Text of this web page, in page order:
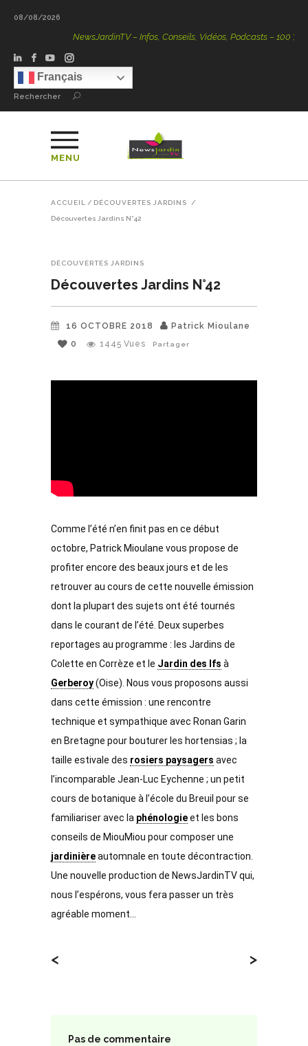
08/08/2026
NewsJardinTV – Infos, Conseils, Vidéos, Podcasts – 100 %
Français
Rechercher
MENU
ACCUEIL / DÉCOUVERTES JARDINS /
Découvertes Jardins N°42
DÉCOUVERTES JARDINS
Découvertes Jardins N°42
16 OCTOBRE 2018
Patrick Mioulane
0
1445 Vues Partager
Comme l’été n’en finit pas en ce début
octobre, Patrick Mioulane vous propose de
profiter encore des beaux jours et de les
retrouver au cours de cette nouvelle émission
dont la plupart des sujets ont été tournés
dans le courant de l’été. Deux superbes
reportages au programme : les Jardins de
Colette en Corrèze et le Jardin des Ifs
Gerberoy (Oise). Nous vous proposons aussi
dans cette émission : une rencontre
technique et sympathique avec Ronan Garin
en Bretagne pour bouturer les hortensias ; la
taille estivale des rosiers paysagers avec
l’incomparable Jean-Luc Eychenne ; un petit
cours de botanique à l’école du Breuil pour se
familiariser avec la phénologie et les bons
jardinière automnale en toute décontraction.
Une nouvelle production de NewsJardinTV qui,
nous l’espérons, vous fera passer un très
agréable moment…
< >
Pas de commentaire